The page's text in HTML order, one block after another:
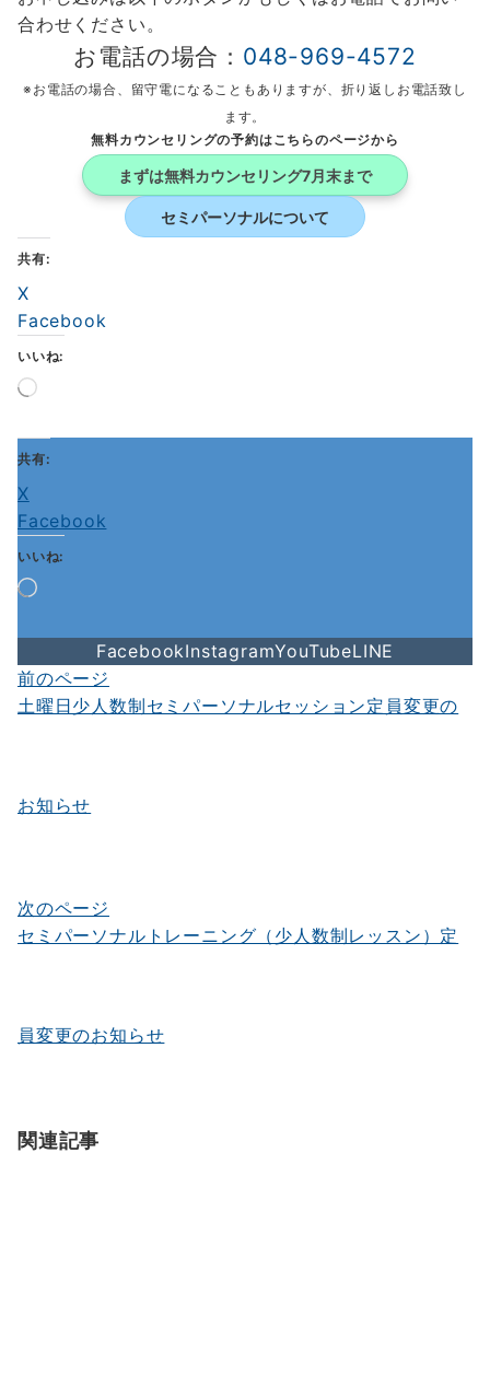
合わせください。
お電話の場合： 048-969-4572
※お電話の場合、留守電になることもありますが、折り返しお電話致し
ます。
無料カウンセリングの予約はこちらのページから
まずは無料カウンセリング7月末まで
セミパーソナルについて
共有:
X
Facebook
いいね:
読
み
中…
共有:
X
Facebook
いいね:
読
中…
FacebookInstagramYouTubeLINE
投
稿
ビ
シ
ョ
前のページ
土曜日少人数制セミパーソナルセッション定員変更の
お知らせ
次のページ
セミパーソナルトレーニング（少人数制レッスン）定
員変更のお知らせ
関連記事